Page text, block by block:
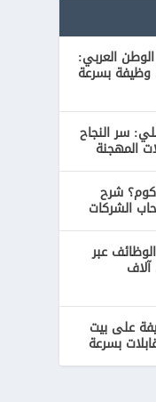
العربي:
وظيفة بسرعة
سر النجاح
المهجنة
شرح
الشركات
عبر
على بيت
بسرعة